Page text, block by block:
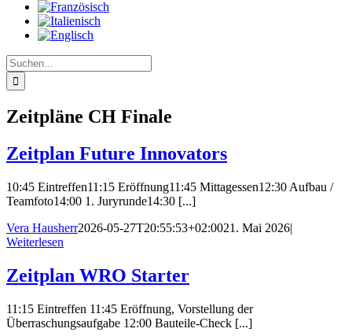
Suche
nach:
Zeitpläne CH Finale
Zeitplan Future Innovators
10:45 Eintreffen11:15 Eröffnung11:45 Mittagessen12:30 Aufbau /
Teamfoto14:00 1. Juryrunde14:30 [...]
Vera Hausherr2026-05-27T20:55:53+02:0021. Mai 2026|
Weiterlesen
Zeitplan WRO Starter
11:15 Eintreffen 11:45 Eröffnung, Vorstellung der
Überraschungsaufgabe 12:00 Bauteile-Check [...]